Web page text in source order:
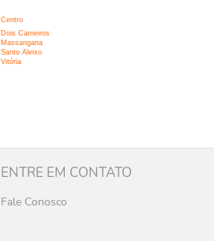
Centro
Dois Carneiros
Massangana
Santo Aleixo
Vitória
ENTRE EM CONTATO
Fale Conosco